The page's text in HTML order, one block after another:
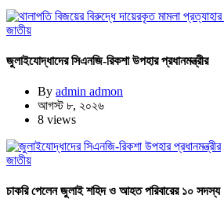
জাতীয়
জুলাইযোদ্ধাদের সিএনজি-রিকশা উপহার প্রধানমন্ত্রীর
By admin admon
আগস্ট ৮, ২০২৬
8 views
জাতীয়
চাকরি পেলেন জুলাই শহিদ ও আহত পরিবারের ১০ সদস্য